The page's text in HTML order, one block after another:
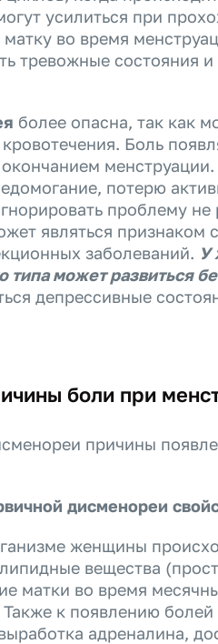
усилиться при
во время
тревожные состояния
более опасна, так как
Боль
потерю
проблему не
являться признаком
заболеваний. У
типа может развиться
депрессивные
боли при
причины
дисменореи
женщины
вещества
матки во время
к появлению
адреналина,